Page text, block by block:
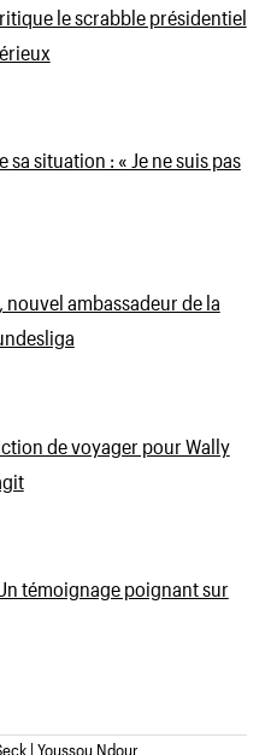
le scrabble présidentiel
sa situation : « Je ne suis pas
ambassadeur de la
de voyager pour Wally
témoignage poignant sur
| Youssou Ndour